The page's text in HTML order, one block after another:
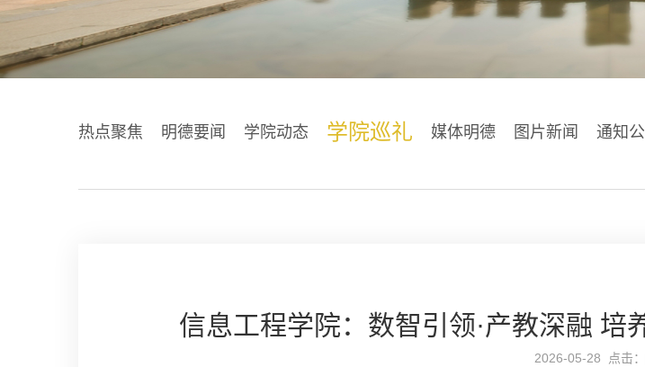
热点聚焦 明德要闻 学院动态 学院巡礼 媒体明德 图片新闻 通知
信息工程学院：数智引领·产教深融 培
2026-05-28 点击